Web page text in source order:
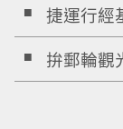
捷運行經
拚郵輪觀